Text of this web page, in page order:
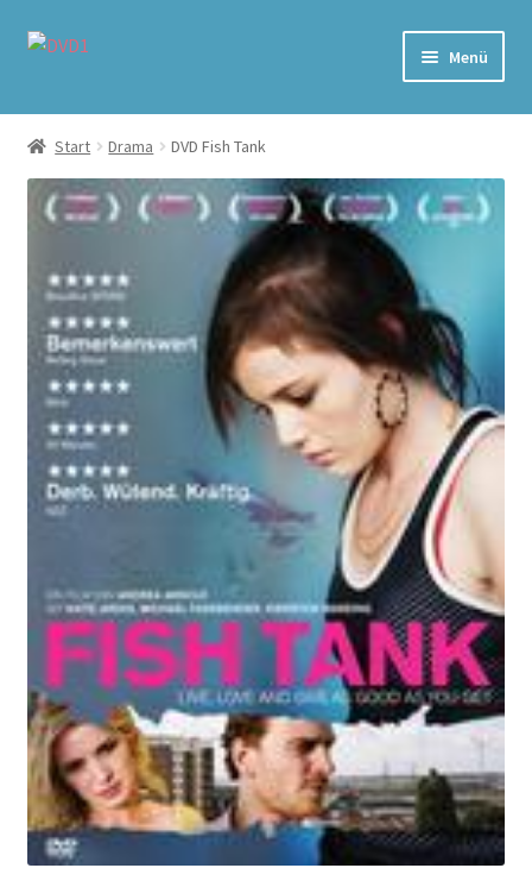
Zur
Zum
Menü
Home
Versand & Lieferung
Start Drama DVD Fish Tank